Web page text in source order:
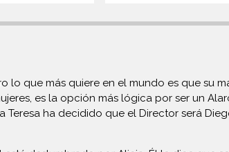
lo que más quiere en el mundo es que su
es la opción más lógica por ser un
ha decidido que el Director será